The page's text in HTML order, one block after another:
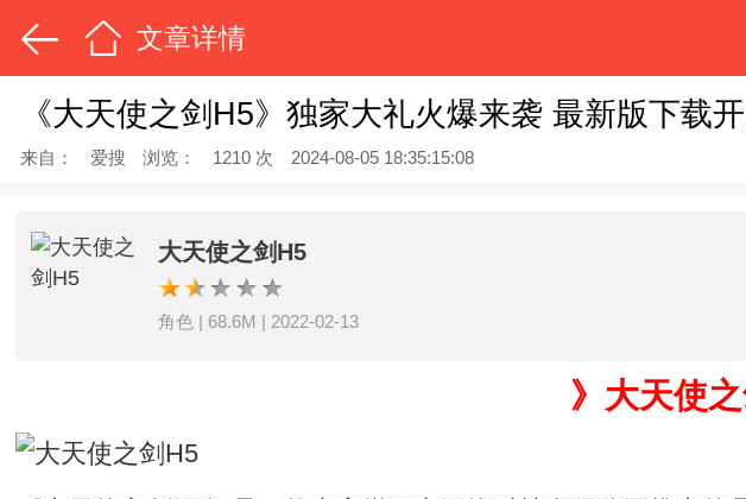
文章详情
《大天使之剑H5》独家大礼火爆来袭 最新版下载
来自： 爱搜 浏览： 1210 次 2024-08-05 18:35:15:08
大天使之剑H5
角色 | 68.6M | 2022-02-13
》大天使